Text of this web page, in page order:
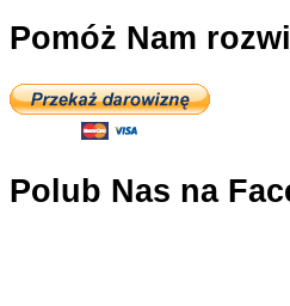
Pomóż Nam
Polub Nas na